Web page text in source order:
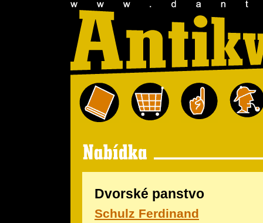
Dvorské panstvo
Schulz Ferdinand